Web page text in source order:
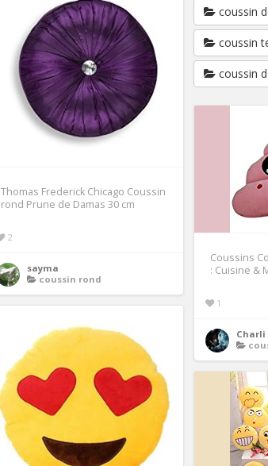
coussin
coussin
coussin
Thomas Frederick Chicago Coussin
rond Prune de Damas 30 cm
2
sayma
coussin rond
Coussins
: Cuisine &
1
Charli